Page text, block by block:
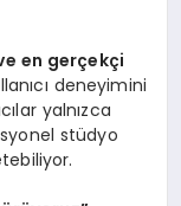
en gerçekçi
deneyimini
yalnızca
stüdyo